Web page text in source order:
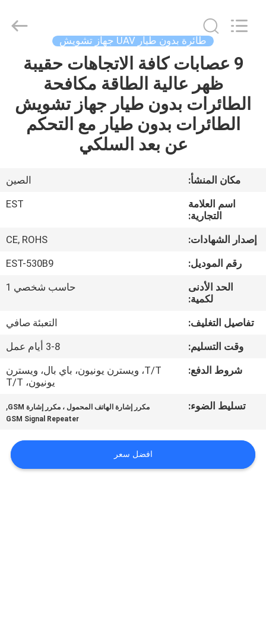
بيت
منتجات
معلومات
جولة
المعمل
رقابة
جودة
أخبار
ELECTRONICS(HK)
CO.,LTD.
Reserved.
طائرة بدون طيار UAV جهاز تشويش
9 عصابات كافة الاتجاهات حقيبة
ظهر عالية الطاقة مكافحة
الطائرات بدون طيار جهاز تشويش
الطائرات بدون طيار مع التحكم
عن بعد السلكي
مكان المنشأ:
الصين
اسم العلامة
التجارية:
EST
إصدار الشهادات:
CE, ROHS
رقم الموديل:
EST-530B9
الحد الأدنى
لكمية:
حاسب شخصي 1
تفاصيل التغليف:
التعبئة صافي
وقت التسليم:
3-8 أيام عمل
شروط الدفع:
T/T، ويسترن يونيون، باي بال، ويسترن
يونيون، T/T
تسليط الضوء:
مكرر إشارة الهاتف المحمول ، مكرر إشارة GSM ,
GSM Signal Repeater
افضل سعر